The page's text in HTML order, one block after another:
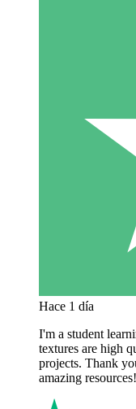
Hace 1 día
I'm a student
textures are high
projects. Thank
amazing resources!